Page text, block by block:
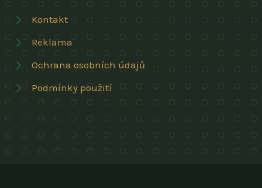
Kontakt
Reklama
Ochrana osobních údajů
Podmínky použití